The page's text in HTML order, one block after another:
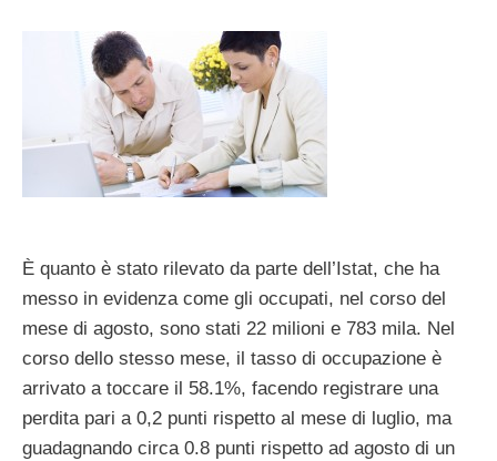
È quanto è stato rilevato da parte dell’Istat, che ha
messo in evidenza come gli occupati, nel corso del
mese di agosto, sono stati 22 milioni e 783 mila. Nel
corso dello stesso mese, il tasso di occupazione è
arrivato a toccare il 58.1%, facendo registrare una
perdita pari a 0,2 punti rispetto al mese di luglio, ma
guadagnando circa 0.8 punti rispetto ad agosto di un